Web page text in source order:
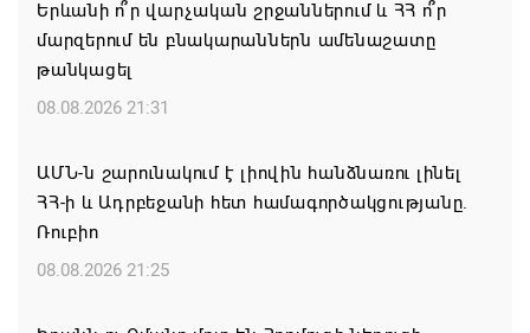
Երևանի ո՞ր վարչական շրջաններում և ՀՀ ո՞ր
մարզերում են բնակարաններն ամենաշատը
թանկացել
08.08.2026 21:31
ԱՄՆ-ն շարունակում է լիովին հանձնառու լինել
ՀՀ-ի և Ադրբեջանի հետ համագործակցությանը.
Ռուբիո
08.08.2026 21:25